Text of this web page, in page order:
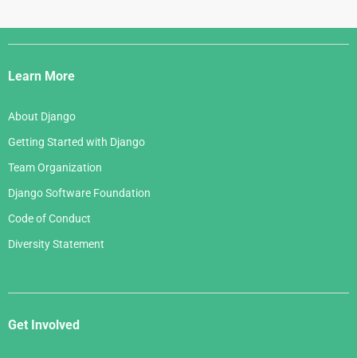
Django
Links
Learn More
About Django
Getting Started with Django
Team Organization
Django Software Foundation
Code of Conduct
Diversity Statement
Get Involved